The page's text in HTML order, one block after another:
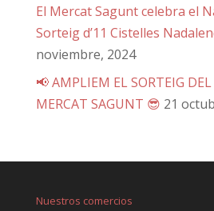
El Mercat Sagunt celebra el
Sorteig d’11 Cistelles
noviembre, 2024
📢 AMPLIEM EL SORTEIG
MERCAT SAGUNT 😎 21
Nuestros comercios